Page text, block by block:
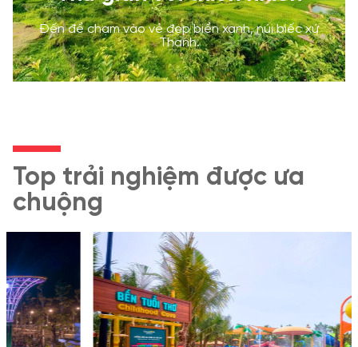
Đến để chạm vào vẻ đẹp biển xanh, núi biếc xứ
Thanh.
Top trải nghiệm được ưa
chuộng